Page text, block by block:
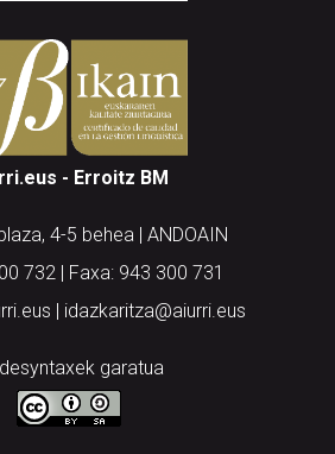
- Erroitz BM
4-5 behea | ANDOAIN
732 | Faxa: 943 300 731
| idazkaritza@aiurri.eus
garatua